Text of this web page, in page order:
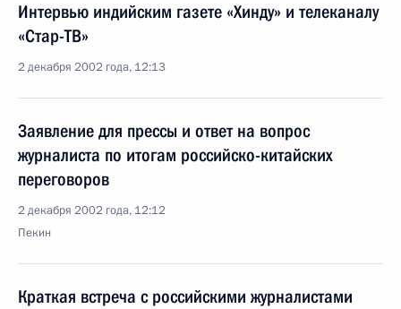
Интервью индийским газете «Хинду» и телеканалу
«Стар-ТВ»
2 декабря 2002 года, 12:13
Заявление для прессы и ответ на вопрос
журналиста по итогам российско-китайских
переговоров
2 декабря 2002 года, 12:12
Пекин
Краткая встреча с российскими журналистами